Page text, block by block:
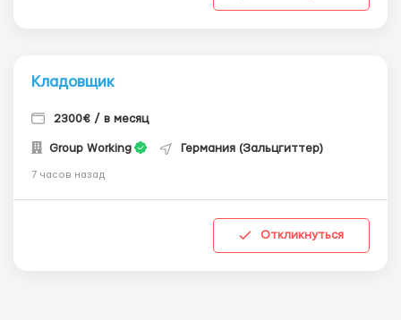
Кладовщик
2300€ / в месяц
Group Working Германия (Зальцгиттер)
7 часов назад
Откликнуться